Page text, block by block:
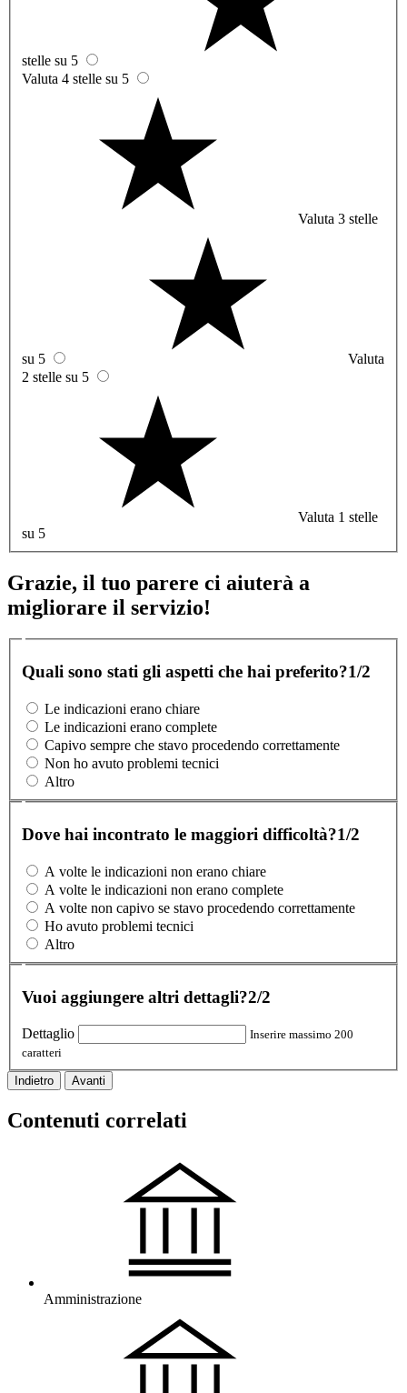
stelle su 5
Valuta 4 stelle su 5
Valuta 3 stelle
su 5
Valuta
2 stelle su 5
Valuta 1 stelle
su 5
Grazie, il tuo parere ci aiuterà a
migliorare il servizio!
Quali sono stati gli aspetti che hai preferito?1/2
Le indicazioni erano chiare
Le indicazioni erano complete
Capivo sempre che stavo procedendo correttamente
Non ho avuto problemi tecnici
Altro
Dove hai incontrato le maggiori difficoltà?1/2
A volte le indicazioni non erano chiare
A volte le indicazioni non erano complete
A volte non capivo se stavo procedendo correttamente
Ho avuto problemi tecnici
Altro
Vuoi aggiungere altri dettagli?2/2
Dettaglio
Inserire massimo 200
caratteri
Indietro Avanti
Contenuti correlati
Amministrazione